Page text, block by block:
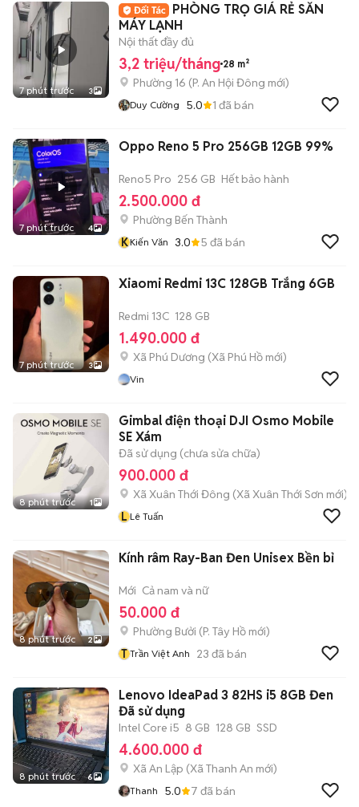
7 phút trước 3
PHÒNG TRỌ GIÁ RẺ SẴN
MÁY LẠNH
Nội thất đầy đủ
3,2 triệu/tháng 28 m²
Phường 16 (P. An Hội Đông mới)
Duy Cường 5.0 1 đã bán
7 phút trước 4
Oppo Reno 5 Pro 256GB 12GB 99%
Reno5 Pro 256 GB Hết bảo hành
2.500.000 đ
Phường Bến Thành
KKiến Văn 3.0 5 đã bán
7 phút trước 3
Xiaomi Redmi 13C 128GB Trắng 6GB
Redmi 13C 128 GB
1.490.000 đ
Xã Phú Dương (Xã Phú Hồ mới)
Vin
8 phút trước 1
Gimbal điện thoại DJI Osmo Mobile
SE Xám
Đã sử dụng (chưa sửa chữa)
900.000 đ
Xã Xuân Thới Đông (Xã Xuân Thới Sơn mới)
L Lê Tuấn
8 phút trước 2
Kính râm Ray-Ban Đen Unisex Bền bỉ
Mới Cả nam và nữ
50.000 đ
Phường Bưởi (P. Tây Hồ mới)
T Trần Việt Anh 23 đã bán
8 phút trước 6
Lenovo IdeaPad 3 82HS i5 8GB Đen
Đã sử dụng
Intel Core i5 8 GB 128 GB SSD
4.600.000 đ
Xã An Lập (Xã Thanh An mới)
Thanh 5.0 7 đã bán